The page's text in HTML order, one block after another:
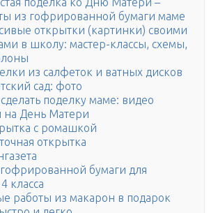
из гофрированной бумаги маме
открытки (картинки) своими
в школу: мастер-классы, схемы,
из салфеток и ватных дисков
сад: фото
поделку маме: видео
на День Матери
с ромашкой
открытка
бумаги для
класса
работы из макарон в подарок